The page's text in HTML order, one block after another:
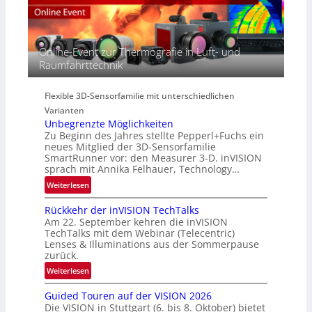
e
i
e
s
-
u
n
d
e
R
e
o
n
c
r
a
l
N
s
‘
Online-Event zur Thermografie in Luft- und
Raumfahrttechnik
Flexible 3D-Sensorfamilie mit unterschiedlichen
Varianten
Unbegrenzte Möglichkeiten
Zu Beginn des Jahres stellte Pepperl+Fuchs ein
neues Mitglied der 3D-Sensorfamilie
SmartRunner vor: den Measurer 3-D. inVISION
sprach mit Annika Felhauer, Technology…
Weiterlesen:
U
n
b
e
g
r
e
z
Rückkehr der inVISION TechTalks
Am 22. September kehren die inVISION
TechTalks mit dem Webinar (Telecentric)
Lenses & Illuminations aus der Sommerpause
zurück.
Weiterlesen:
R
ü
c
Guided Touren auf der VISION 2026
Die VISION in Stuttgart (6. bis 8. Oktober) bietet